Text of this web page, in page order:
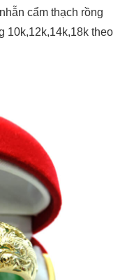
cẩm thạch rồng
10k,12k,14k,18k theo